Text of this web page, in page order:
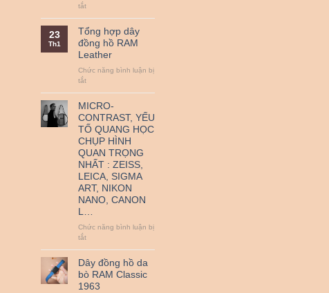
toán
–
Miễn
tắtở
gốc
và
ý
nghĩa
ngày
nhi
1-
6.
23
Th1
Tổng hợp dây
đồng hồ RAM
Leather
Chức năng bình luận bị
tắtở
dây
đồng
hồ
RAM
Leather
MICRO-
CONTRAST, YẾU
TỐ QUANG HỌC
CHỤP HÌNH
QUAN TRỌNG
NHẤT : ZEISS,
LEICA, SIGMA
ART, NIKON
NANO, CANON
L…
Chức năng bình luận bị
tắtở
CONTRAST,
YẾU
TỐ
QUANG
Dây đồng hồ da
bò RAM Classic
1963